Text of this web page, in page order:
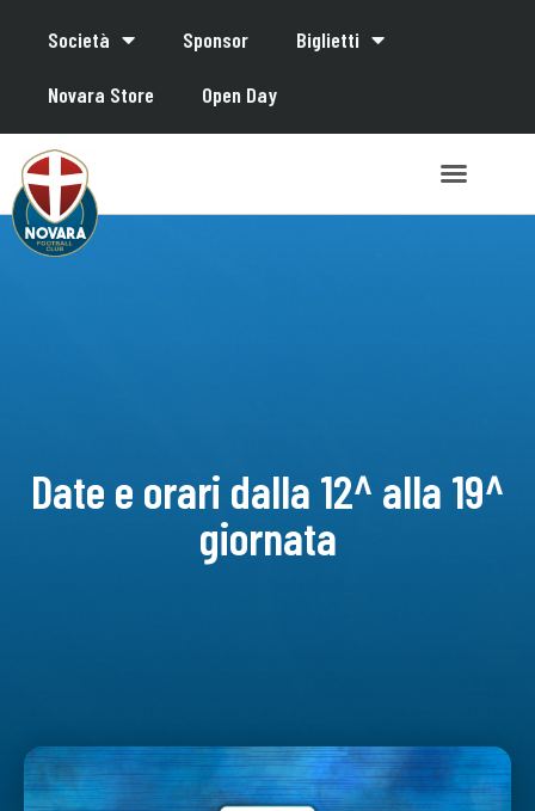
Società Sponsor Biglietti
Novara Store Open Day
Date e orari dalla 12^ alla 19^
giornata